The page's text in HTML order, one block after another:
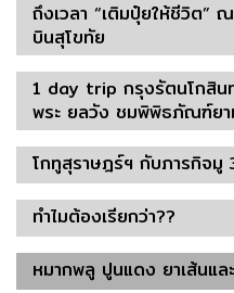
ถึงเวลา “เติมปุ๋ยให้ชีวิต”
บินสุโขทัย
1 day trip กรุงรัตนโกสิน
พระ ยลวัง ชมพิพิธภัณฑ์ยา
โกทูสุราษฎร์ฯ กับภารกิจมู
ทำไมต้องเรียกว่า??
หมากพลู ปูนแดง ยาเส้นแ